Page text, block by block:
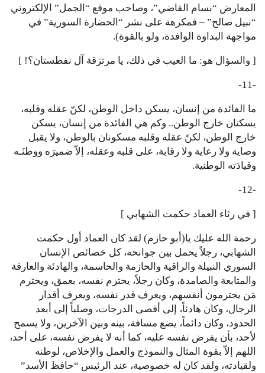
المعارض “بسام القاضي”، وصاحب موقع “الجمل” الإلكتروني
“نبيل صالح” – فمكرهة على نشر “الحضارة السورية” في
مواجهة البداوة الوافدة، ولو بالقوة).
[ والسؤال هو: ما العيب في ذلك، يا مرتزقة آل نفطستان؟! ]
-11-
ما الفائدة من إنسان، يسكن داخل الوطن، لكنّ عقله وقلبه،
يسكنان خارج الوطن.. وكم هي الفائدة من إنسان، يسكن
خارج الوطن، لكنّ عقله وقلبه مسكونان بالوطن، ولا يقبل
وصاية ولا رعاية ولا رقابة، على قلبه وعقله، إلاّ ضميرَه ووطنَـه
وقيادَته الوطنية.
-12-
[ في رثاء العماد حكمت الشهابي ]
رحمة الله عليك يا(أبو حازم) لقد كان العماد أول حكمت
الشهابي، رجلاً يحمل بين جوانحه، كل خصائص الإنسان
السوري النبيلة والراقية والحازمة والحاسمة، والهادئة والعارفة
والمتابعة والصامدة، وكان رجلاً، يحترم نفسه، بعمق، ويحترم
مَن يحترمون أنفسهم، ويعرف قدر نفسه، ويعرف أقدار
الرجال، وكان هادئاً، إلى أقصى الدرجات، وصلباً إلى أبعد
الحدود، وكان دائماً، يضع مسافة، بينه وبين الآخرين، ولا يسمح
لأحد، بأن يفرض نفسه عليه، كما أنه لا يفرض نفسه، على أحد،
اللهم إلاّ بقوة المثال والنموذج والعمل والإخلاص، لوطنه
ولقيادته، ولقد كان له خصوصية، عند الرئيس “حافظ الأسد”